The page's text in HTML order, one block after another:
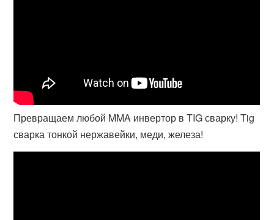
Превращаем любой MMA инвертор в TIG сварку! Tig
сварка тонкой нержавейки, меди, железа!